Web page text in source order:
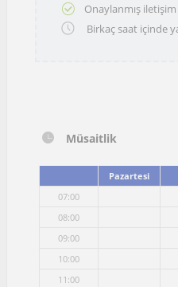
Onaylanmış
Birkaç saat içinde
Müsaitlik
Pazartesi
07:00
08:00
09:00
10:00
11:00